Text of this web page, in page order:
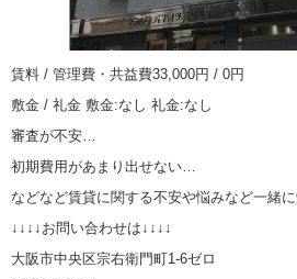
賃料 / 管理費・共益費33,000円 / 0円
敷金 / 礼金 敷金:なし 礼金:なし
審査が不安…
初期費用があまり出せない…
などなど賃貸に関する不安や悩みなど一緒
↓↓↓↓お問い合わせは↓↓↓↓
大阪市中央区宗右衛門町1-6ゼロ